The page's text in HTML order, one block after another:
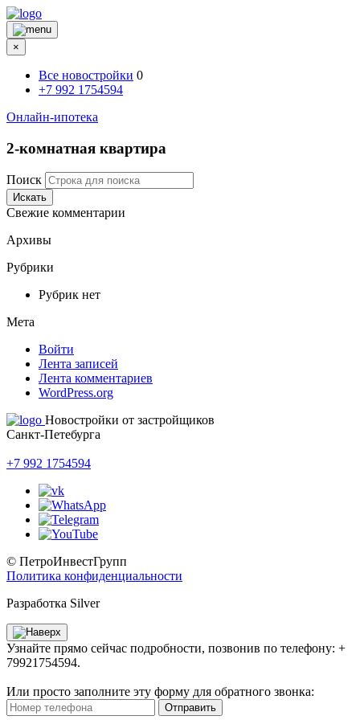
×
Все новостройки 0
+7 992 1754594
Онлайн-ипотека
2-комнатная квартира
Поиск
Искать
Свежие комментарии
Архивы
Рубрики
Рубрик нет
Мета
Войти
Лента записей
Лента комментариев
WordPress.org
Новостройки от застройщиков
Санкт-Петебурга
+7 992 1754594
© ПетроИнвестГрупп
Политика конфиденциальности
Разработка Silver
Узнайте прямо сейчас подробности, позвонив по телефону: +
79921754594.
Или просто заполните эту форму для обратного звонка:
Отправить